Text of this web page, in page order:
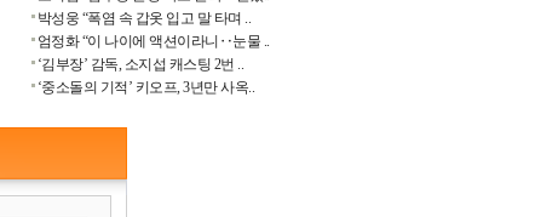
박성웅 “폭염 속 갑옷 입고 말 타며 ..
엄정화 “이 나이에 액션이라니‥눈물 ..
‘김부장’ 감독, 소지섭 캐스팅 2번 ..
‘중소돌의 기적’ 키오프, 3년만 사옥..